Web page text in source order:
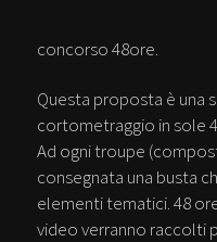
concorso 48ore.
Questa proposta è una
cortometraggio in sole
Ad ogni troupe
consegnata una busta
elementi tematici. 48
video verranno raccolti